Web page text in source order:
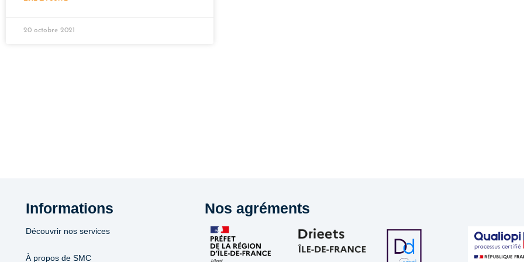
20 octobre 2021
Informations
Découvrir nos services
À propos de SMC
Nos agréments